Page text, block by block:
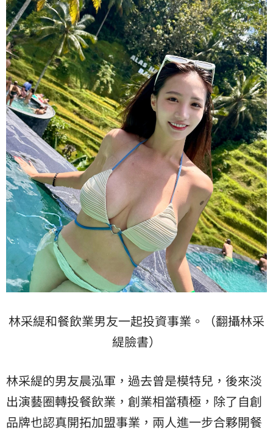
林采緹和餐飲業男友一起投資事業。（翻攝林采
緹臉書）
林采緹的男友晨泓軍，過去曾是模特兒，後來淡
出演藝圈轉投餐飲業，創業相當積極，除了自創
品牌也認真開拓加盟事業，兩人進一步合夥開餐